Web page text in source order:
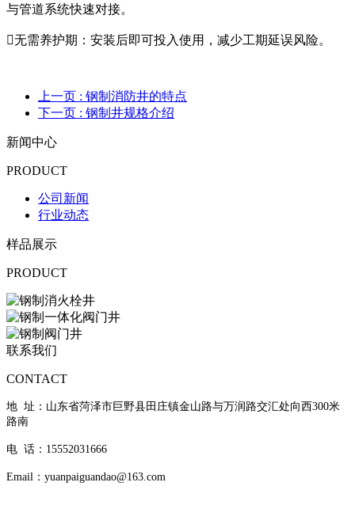
与管道系统快速对接。
无需养护期：安装后即可投入使用，减少工期延误风险。
上一页 : 钢制消防井的特点
下一页 : 钢制井规格介绍
新闻中心
PRODUCT
公司新闻
行业动态
样品展示
PRODUCT
联系我们
CONTACT
地 址：山东省菏泽市巨野县田庄镇金山路与万润路交汇处向西300米
路南
电 话：15552031666
Email：yuanpaiguandao@163.com